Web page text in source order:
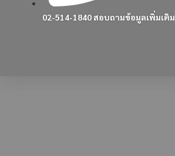
02-514-1840 สอบถามข้อมูลเพิ่มเติม